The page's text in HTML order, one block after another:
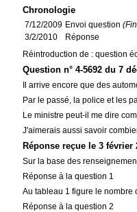
Chronologie
7/12/2009 Envoi question
3/2/2010
Réponse
Réintroduction de : question
Question n° 4-5692 du 7
Il arrive encore que des
Par le passé, la police et les
Le ministre peut-il me dire
J'aimerais aussi savoir
Réponse reçue le 3 février
Sur la base des
Réponse à la question 1
Au tableau 1 figure le nombre
Réponse à la question 2